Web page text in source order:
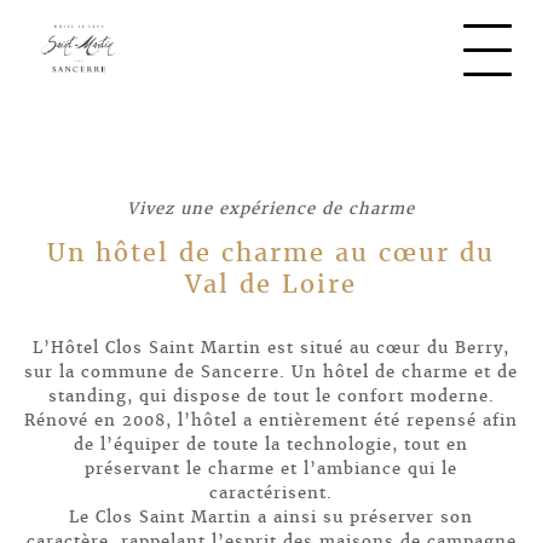
Vivez une expérience de charme
Un hôtel de charme au cœur du
Val de Loire
L’Hôtel Clos Saint Martin est situé au cœur du Berry,
sur la commune de Sancerre. Un hôtel de charme et de
standing, qui dispose de tout le confort moderne.
Rénové en 2008, l’hôtel a entièrement été repensé afin
de l’équiper de toute la technologie, tout en
préservant le charme et l’ambiance qui le
caractérisent.
Le Clos Saint Martin a ainsi su préserver son